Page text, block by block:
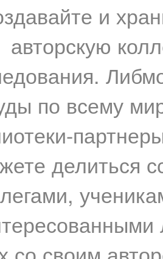
и
авторскую
по всему
делиться